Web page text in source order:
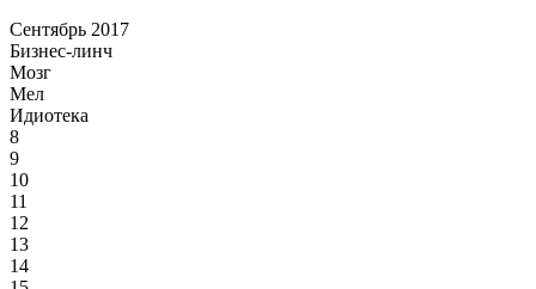
Сентябрь 2017
Бизнес-линч
Мозг
Мел
Идиотека
8
9
10
11
12
13
14